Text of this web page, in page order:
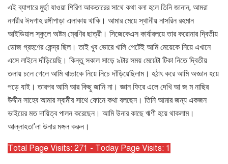
এই ব্যাপারে মুর্ছা যাওয়া শিরিণ আকতারের সাথে কথা বলা হলে তিনি জানান, আমরা
নগরীর ঈদগাহ রঙ্গীপাড়া এলাকায় থাকি। আমার মেয়ে স্থানীয় নাসরিন রহমান
আইডিয়াল স্কুলে অষ্টম ম্রেণির ছাত্রী। সিজেকেএস কার্যারলয়ে তার করোনার দ্বিতীয়
ডোজ গ্রহণের কেন্দ্র ছিল। তাই খুব ভোরে খালি পেটেই আমি মেয়েকে নিয়ে এখানে
এসে লাইনে দাঁড়িয়েছি। কিন্তু সকাল সাড়ে ৯টার সময় মেয়েটা টিকা নিতে দ্বিতীয়
তলায় চলে গেলে আমি বাচ্চাকে নিয়ে নিচে দাঁড়িয়েছিলাম। হঠাৎ করে আমি অজ্ঞান হয়ে
পড়ে যাই। তারপর আমি আর কিছু জানি না। জ্ঞান ফিরে এলে দেখি আ জ ম নাছির
উদ্দীন সাহেব আমার স্বামীর সাথে ফোনে কথা বলছেন। তিনি আমার জন্য একজন
ভাইয়ের মত দায়িত্ব পালন করেছেন। আমি উনার কাছে ঋণী হয়ে থাকলাম।
আল্লাহতা’লা উনার মঙ্গল করুন।
Total Page Visits: 271 - Today Page Visits: 1